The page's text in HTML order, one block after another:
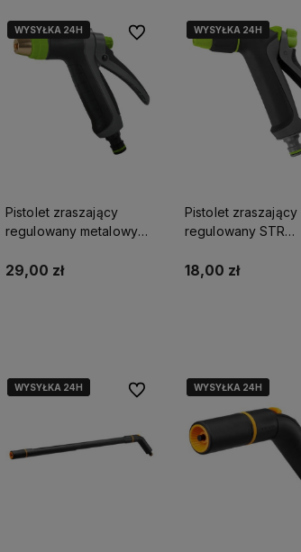
WYSYŁKA 24H
Pistolet zraszający
regulowany metalowy
S101210251
29,00 zł
Do ulubionychWYSYŁKA 24H
WYSYŁKA 24H
Pistolet zraszający
regulowany STR
S101210430
18,00 zł
WYSYŁKA 24H
WYSYŁKA 24H Do ulubionychWYSYŁKA 24H
WYSYŁKA 24H